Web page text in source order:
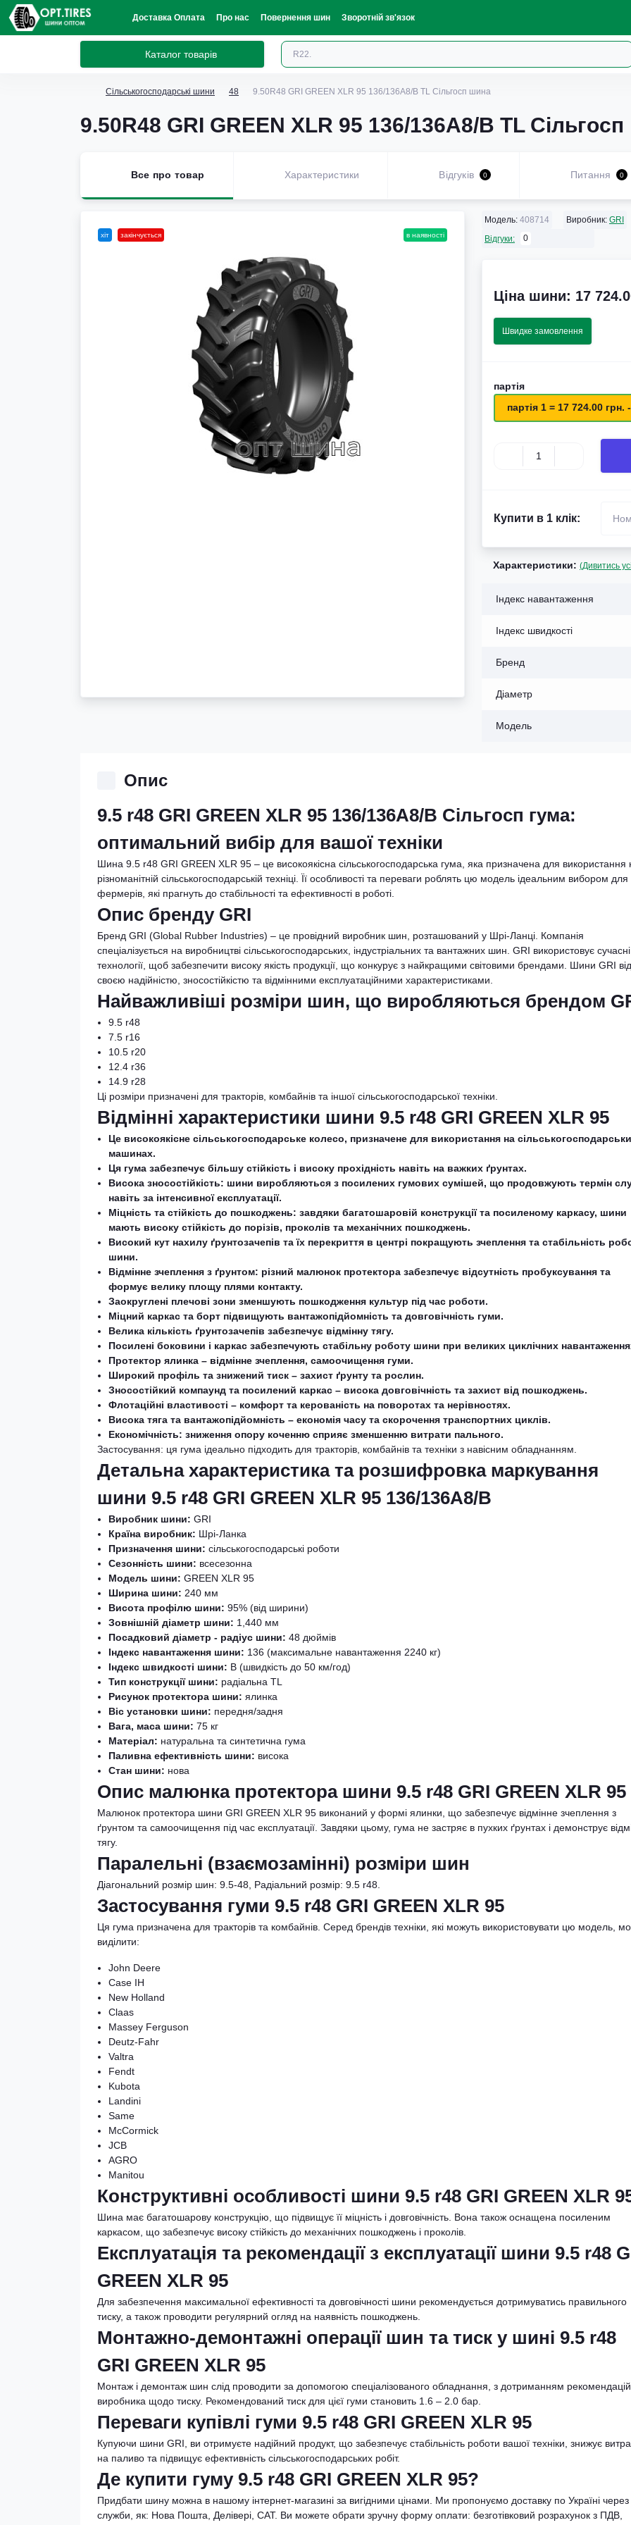
Доставка Оплата Про нас Повернення шин Зворотній зв'язок
Каталог товарів
Сільськогосподарські шини 48 9.50R48 GRI GREEN XLR 95 136/136A8/B TL Сільгосп шина
9.50R48 GRI GREEN XLR 95 136/136A8/B TL
Все про товар Характеристики Відгуків 0 Питання 0
хіт закінчується в наявності
Модель: 408714 Виробник: GRI
Відгуки:
0
Ціна шини: 17
Швидке замовлення
партія
партія 1 = 17 724.00 грн.
Купити в 1 клік:
Характеристики: (Дивитись
Індекс навантаження
Індекс швидкості
Бренд
Діаметр
Модель
Опис
9.5 r48 GRI GREEN XLR 95 136/136A8/B Сільгосп гума:
оптимальний вибір для вашої техніки
Шина 9.5 r48 GRI GREEN XLR 95 – це високоякісна сільськогосподарська гума, яка призначена для використання
різноманітній сільськогосподарській техніці. Її особливості та переваги роблять цю модель ідеальним вибором для
фермерів, які прагнуть до стабільності та ефективності в роботі.
Опис бренду GRI
Бренд GRI (Global Rubber Industries) – це провідний виробник шин, розташований у Шрі-Ланці. Компанія
спеціалізується на виробництві сільськогосподарських, індустріальних та вантажних шин. GRI використовує сучасні
технології, щоб забезпечити високу якість продукції, що конкурує з найкращими світовими брендами. Шини GRI
своєю надійністю, зносостійкістю та відмінними експлуатаційними характеристиками.
Найважливіші розміри шин, що виробляються брендом
9.5 r48
7.5 r16
10.5 r20
12.4 r36
14.9 r28
Ці розміри призначені для тракторів, комбайнів та іншої сільськогосподарської техніки.
Відмінні характеристики шини 9.5 r48 GRI GREEN XLR 95
Це високоякісне сільськогосподарське колесо, призначене для використання на
машинах.
Ця гума забезпечує більшу стійкість і високу прохідність навіть на важких ґрунтах.
Висока зносостійкість: шини виробляються з посилених гумових сумішей, що продовжують термін
навіть за інтенсивної експлуатації.
Міцність та стійкість до пошкоджень: завдяки багатошаровій конструкції та посиленому каркасу, шини
мають високу стійкість до порізів, проколів та механічних пошкоджень.
Високий кут нахилу ґрунтозачепів та їх перекриття в центрі покращують зчеплення та стабільність
шини.
Відмінне зчеплення з ґрунтом: різний малюнок протектора забезпечує відсутність пробуксування та
формує велику площу плями контакту.
Заокруглені плечові зони зменшують пошкодження культур під час роботи.
Міцний каркас та борт підвищують вантажопідйомність та довговічність гуми.
Велика кількість ґрунтозачепів забезпечує відмінну тягу.
Посилені боковини і каркас забезпечують стабільну роботу шини при великих циклічних
Протектор ялинка – відмінне зчеплення, самоочищення гуми.
Широкий профіль та знижений тиск – захист ґрунту та рослин.
Зносостійкий компаунд та посилений каркас – висока довговічність та захист від пошкоджень.
Флотаційні властивості – комфорт та керованість на поворотах та нерівностях.
Висока тяга та вантажопідйомність – економія часу та скорочення транспортних циклів.
Економічність: зниження опору коченню сприяє зменшенню витрати пального.
Застосування: ця гума ідеально підходить для тракторів, комбайнів та техніки з навісним обладнанням.
Детальна характеристика та розшифровка маркування
шини 9.5 r48 GRI GREEN XLR 95 136/136A8/B
Виробник шини: GRI
Країна виробник: Шрі-Ланка
Призначення шини: сільськогосподарські роботи
Сезонність шини: всесезонна
Модель шини: GREEN XLR 95
Ширина шини: 240 мм
Висота профілю шини: 95% (від ширини)
Зовнішній діаметр шини: 1,440 мм
Посадковий діаметр - радіус шини: 48 дюймів
Індекс навантаження шини: 136 (максимальне навантаження 2240 кг)
Індекс швидкості шини: В (швидкість до 50 км/год)
Тип конструкції шини: радіальна TL
Рисунок протектора шини: ялинка
Віс установки шини: передня/задня
Вага, маса шини: 75 кг
Матеріал: натуральна та синтетична гума
Паливна ефективність шини: висока
Стан шини: нова
Опис малюнка протектора шини 9.5 r48 GRI GREEN XLR 95
Малюнок протектора шини GRI GREEN XLR 95 виконаний у формі ялинки, що забезпечує відмінне зчеплення з
ґрунтом та самоочищення під час експлуатації. Завдяки цьому, гума не застряє в пухких ґрунтах і демонструє
тягу.
Паралельні (взаємозамінні) розміри шин
Діагональний розмір шин: 9.5-48, Радіальний розмір: 9.5 r48.
Застосування гуми 9.5 r48 GRI GREEN XLR 95
Ця гума призначена для тракторів та комбайнів. Серед брендів техніки, які можуть використовувати цю модель,
виділити:
John Deere
Case IH
New Holland
Claas
Massey Ferguson
Deutz-Fahr
Valtra
Fendt
Kubota
Landini
Same
McCormick
JCB
AGRO
Manitou
Конструктивні особливості шини 9.5 r48 GRI GREEN XLR
Шина має багатошарову конструкцію, що підвищує її міцність і довговічність. Вона також оснащена посиленим
каркасом, що забезпечує високу стійкість до механічних пошкоджень і проколів.
Експлуатація та рекомендації з експлуатації шини 9.5 r48
GREEN XLR 95
Для забезпечення максимальної ефективності та довговічності шини рекомендується дотримуватись правильного
тиску, а також проводити регулярний огляд на наявність пошкоджень.
Монтажно-демонтажні операції шин та тиск у шині 9.5 r48
GRI GREEN XLR 95
Монтаж і демонтаж шин слід проводити за допомогою спеціалізованого обладнання, з дотриманням рекомендацій
виробника щодо тиску. Рекомендований тиск для цієї гуми становить 1.6 – 2.0 бар.
Переваги купівлі гуми 9.5 r48 GRI GREEN XLR 95
Купуючи шини GRI, ви отримуєте надійний продукт, що забезпечує стабільність роботи вашої техніки, знижує
на паливо та підвищує ефективність сільськогосподарських робіт.
Де купити гуму 9.5 r48 GRI GREEN XLR 95?
Придбати шину можна в нашому інтернет-магазині за вигідними цінами. Ми пропонуємо доставку по Україні через
служби, як: Нова Пошта, Делівері, САТ. Ви можете обрати зручну форму оплати: безготівковий розрахунок з ПДВ,